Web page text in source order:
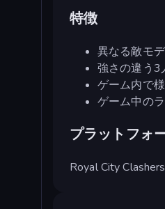
特徴
異なる敵モ
強さの違う3
ゲーム内で
ゲーム中の
プラットフォ
Royal City